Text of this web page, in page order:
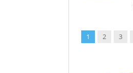
1 2 3